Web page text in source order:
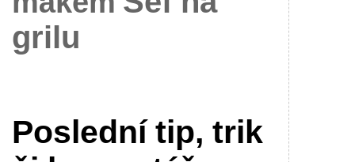
grilu
Poslední tip, trik